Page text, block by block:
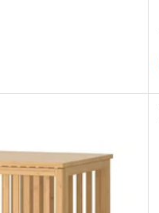
évaluations: